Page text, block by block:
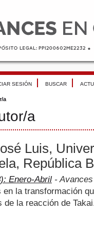
SESIÓN BUSCAR
a
a
Luis,
República
Enero-Abril -
en la transformación
de la reacción de